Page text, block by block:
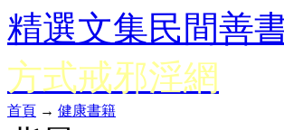
精選文集民間善
方式戒邪淫網
首頁 → 健康書籍